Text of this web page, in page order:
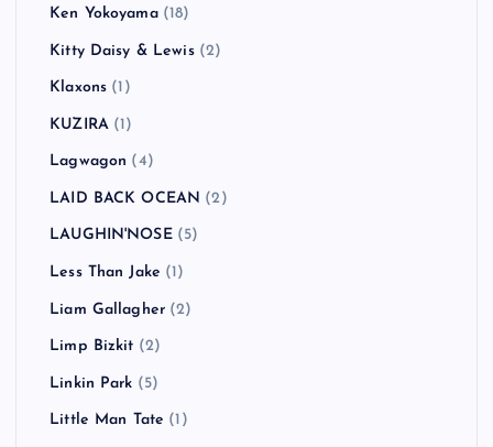
Ken Yokoyama(18)
Kitty Daisy & Lewis(2)
Klaxons (1)
KUZIRA(1)
Lagwagon (4)
LAID BACK OCEAN (2)
LAUGHIN'NOSE(5)
Less Than Jake (1)
Liam Gallagher (2)
Limp Bizkit (2)
Linkin Park (5)
Little Man Tate (1)